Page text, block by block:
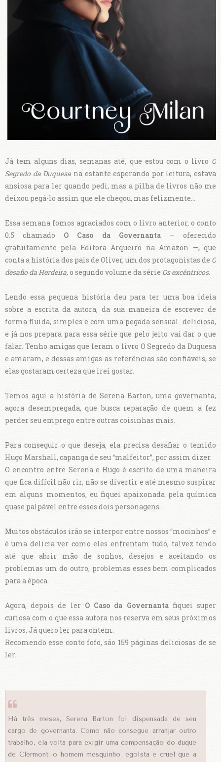
Já tem alguns dias, semanas até, que estou com o livro O
Segredo da Duquesa na estante esperando por leitura, estava
ansiosa para ler quando pedi, mas a pilha de livros não me
deixou pegá-lo assim que ele chegou, mas felizmente...
Essa semana fomos agraciados com o livro anterior, o conto
0.5 chamado O Caso da Governanta— oferecido
gratuitamente pela Editora Arqueiro na Amazon —, que
conta a história dos pais de Oliver, um dos protagonistas de O
desafio da Herdeira, o segundo volume da série Os excêntricos.
Lendo essa pequena história deu para ter uma boa ideia
sobre a escrita da autora, da sua maneira de escrever de
forma fluida, simples e com uma pegada sensual deliciosa,
e já nos prepara para essa série que pelo jeito vai dar o que
falar. Tenho amigas que leram o livro O Segredo da Duquesa
e amaram, e dessas amigas as referências são confiáveis, se
elas gostaram certeza que irei gostar.
Temos aqui a história de Serena Barton, uma governanta,
agora desempregada, que busca reparação de quem a fez
perder seu emprego entre outras coisinhas mais.
Para conseguir o que deseja, ela precisa desafiar o temido
Hugo Marshall, capanga de seu “malfeitor”, por assim dizer.
O encontro entre Serena e Hugo é escrito de uma maneira
que fica difícil não rir, não se divertir e até mesmo suspirar
em alguns momentos, eu fiquei apaixonada pela química
quase palpável entre esses dois personagens.
Muitos obstáculos irão se interpor entre nossos “mocinhos” e
é uma delicia ver como eles enfrentam tudo, talvez tendo
até que abrir mão de sonhos, desejos e aceitando os
problemas um do outro, problemas esses bem complicados
para a época.
Agora, depois de ler O Caso da Governantafiquei super
curiosa com o que essa autora nos reserva em seus próximos
livros. Já quero ler para ontem.
Recomendo esse conto fofo, são 159 páginas deliciosas de se
ler.
Há três meses, Serena Barton foi dispensada de seu
cargo de governanta. Como não consegue arranjar outro
trabalho, ela volta para exigir uma compensação do duque
de Clermont, o homem mesquinho, egoísta e cruel que a